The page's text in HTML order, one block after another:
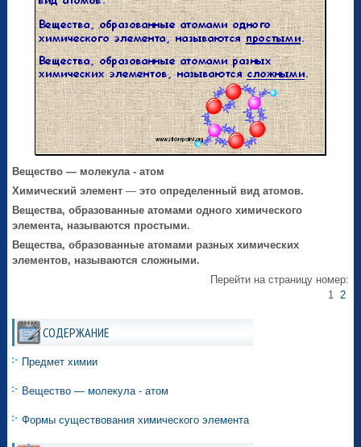
Вещество — молекула - атом
Химический элемент —это определенный вид атомов.
Вещества, образованные атомами одного химического
элемента, называются простыми.
Вещества, образованные атомами разных химических
элементов, называются сложными.
Перейти на страницу номер:
1 2
СОДЕРЖАНИЕ
Предмет химии
Вещество — молекула - атом
Формы существования химического элемента